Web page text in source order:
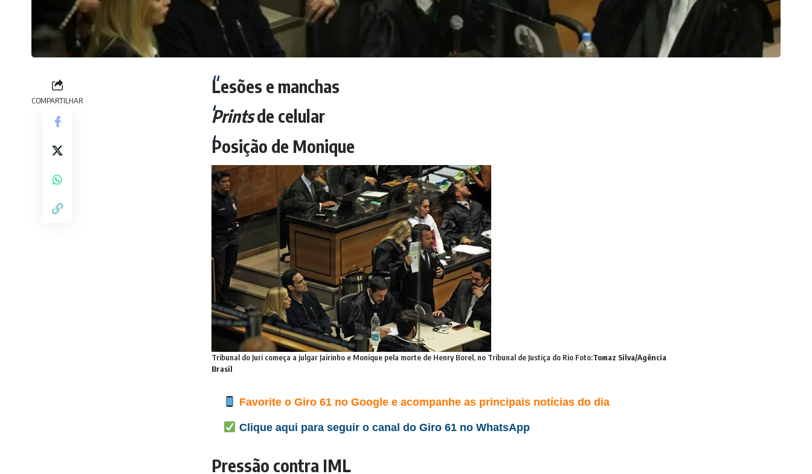
COMPARTILHAR
Lesões e manchas
Printsde celular
Posição de Monique
Tribunal do Juri começa a julgar Jairinho e Monique pela morte de Henry Borel, no Tribunal de Justiça do Rio Foto:Tomaz Silva/Agência
Brasil
Favorite o Giro 61 no Google e acompanhe as principais notícias do dia
Clique aqui para seguir o canal do Giro 61 no WhatsApp
Pressão contra IML